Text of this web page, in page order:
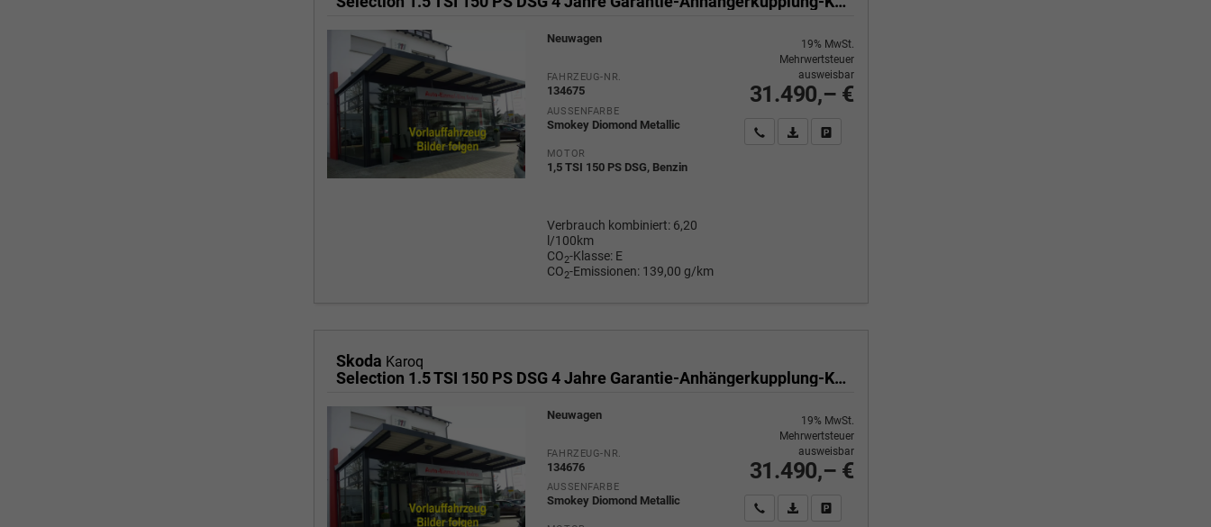
Neuwagen
FAHRZEUG-NR.
134675
AUSSENFARBE
Smokey Diomond Metallic
MOTOR
1,5 TSI 150 PS DSG, Benzin
Verbrauch kombiniert: 6,20
l/100km
CO2-Klasse: E
CO2-Emissionen: 139,00 g/km
31.490,– €
19% MwSt.
Mehrwertsteuer
ausweisbar
Wir rufen Sie anPDF-Fahrzeugexposé drucken
Skoda Karoq
Selection 1.5 TSI 150 PS DSG 4 Jahre Garantie-Anhängerkupplung-Keyless Start-AppleCarPlay-AndroidAuto-Sunset-Tempomat-2-Zonen-Klima-16''Alu
Neuwagen
FAHRZEUG-NR.
134676
AUSSENFARBE
Smokey Diomond Metallic
31.490,– €
19% MwSt.
Mehrwertsteuer
ausweisbar
Wir rufen Sie anPDF-Fahrzeugexposé drucken